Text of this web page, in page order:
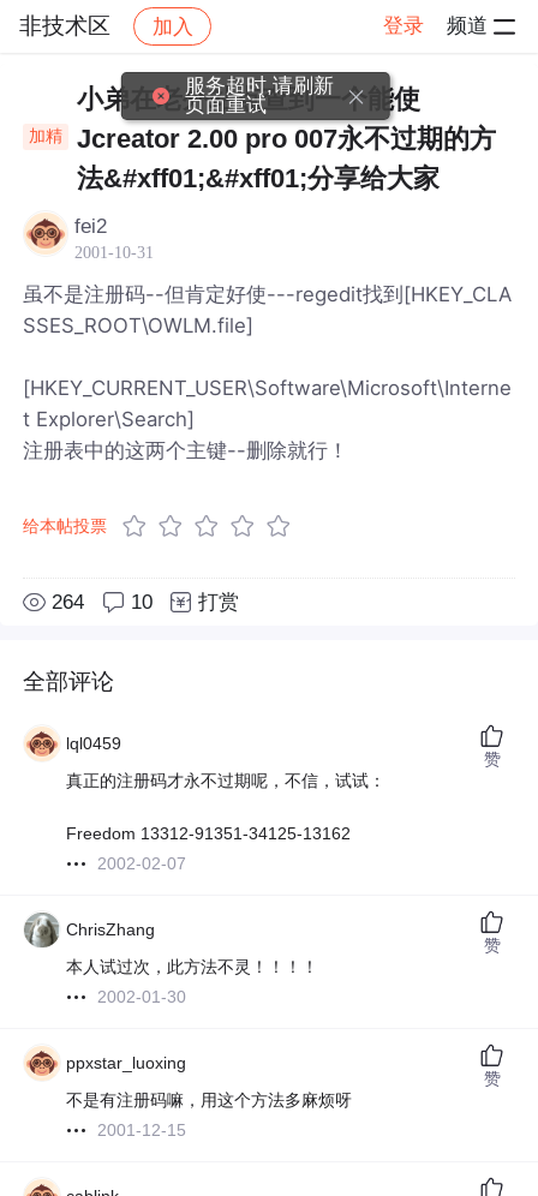
非技术区 加入 登录 频道
非技术区 帖子详情
加精
小弟在老外站点查到一个能使
Jcreator 2.00 pro 007永不过期的方
法&#xff01;&#xff01;分享给大家
fei2
2001-10-31
虽不是注册码--但肯定好使---regedit找到[HKEY_CLA
SSES_ROOT\OWLM.file]
[HKEY_CURRENT_USER\Software\Microsoft\Interne
t Explorer\Search]
注册表中的这两个主键--删除就行！
给本帖投票
264 10 打赏
全部评论
lql0459
真正的注册码才永不过期呢，不信，试试：
Freedom 13312-91351-34125-13162
2002-02-07
赞
ChrisZhang
本人试过次，此方法不灵！！！！
2002-01-30
赞
ppxstar_luoxing
不是有注册码嘛，用这个方法多麻烦呀
2001-12-15
赞
服务超时,请刷新
页面重试